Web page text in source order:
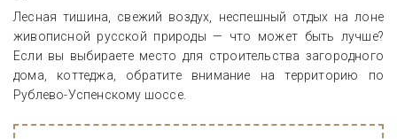
Лесная тишина, свежий воздух, неспешный отдых на лоне
живописной русской природы — что может быть лучше?
Если вы выбираете место для строительства загородного
дома, коттеджа, обратите внимание на территорию по
Рублево-Успенскому шоссе.